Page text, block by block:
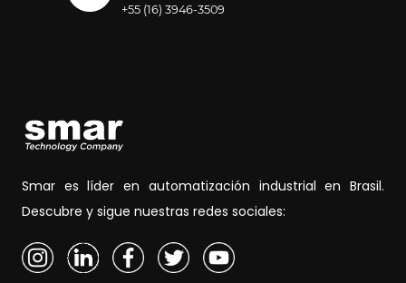
+55 (16) 3946-3509
Smar es líder en automatización industrial en Brasil.
Descubre y sigue nuestras redes sociales: